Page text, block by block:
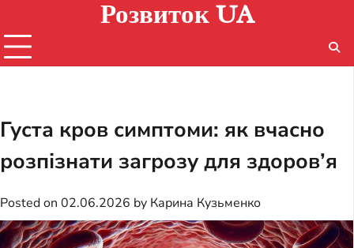
content
Розвиток UA
Густа кров симптоми: як вчасно
розпізнати загрозу для здоров’я
Posted on 02.06.2026 by Карина Кузьменко